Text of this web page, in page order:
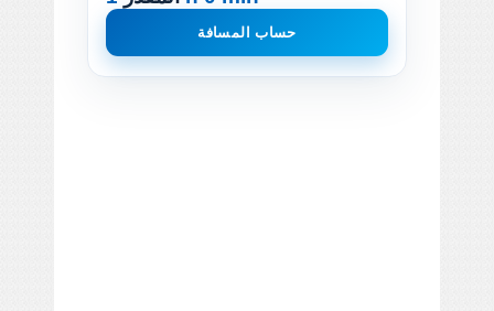
حساب المسافة